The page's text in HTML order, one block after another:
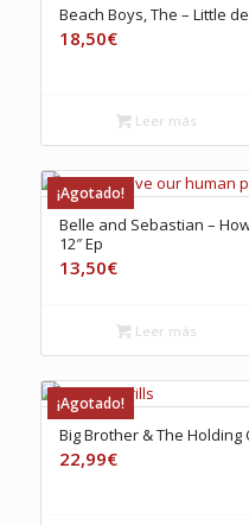
Beach Boys, The – Little
18,50€
Leer más
¡Agotado!
Belle and Sebastian –
12″ Ep
13,50€
Leer más
¡Agotado!
Big Brother & The Holding
22,99€